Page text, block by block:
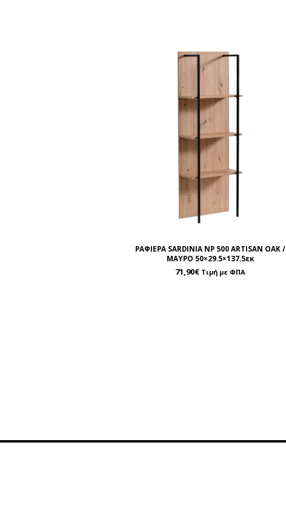
ΡΑΦΙΕΡΑ SARDINIA NP 500 ARTISAN OAK /
ΜΑΥΡΟ 50×29.5×137.5εκ
71,90€ Τιμή με ΦΠΑ